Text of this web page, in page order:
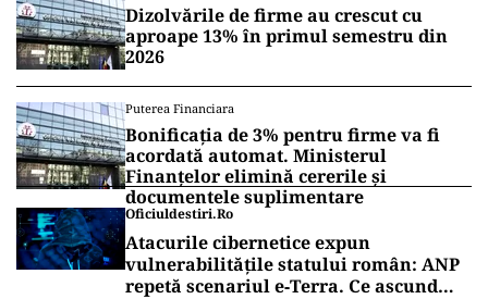
Dizolvările de firme au crescut cu
aproape 13% în primul semestru din
2026
Puterea Financiara
Bonificația de 3% pentru firme va fi
acordată automat. Ministerul
Finanțelor elimină cererile și
documentele suplimentare
Oficiuldestiri.ro
Atacurile cibernetice expun
vulnerabilitățile statului român: ANP
repetă scenariul e‑Terra. Ce ascund